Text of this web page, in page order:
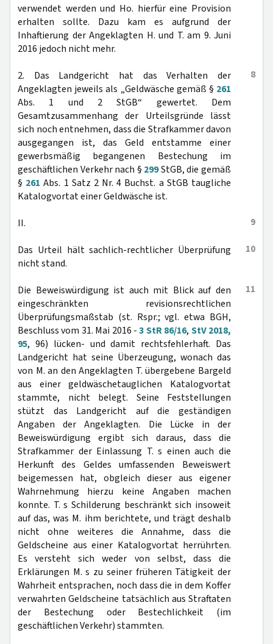
verwendet werden und Ho. hierfür eine Provision
erhalten sollte. Dazu kam es aufgrund der
Inhaftierung der Angeklagten H. und T. am 9. Juni
2016 jedoch nicht mehr.
8
2. Das Landgericht hat das Verhalten der
Angeklagten jeweils als „Geldwäsche gemäß § 261
Abs. 1 und 2 StGB“ gewertet. Dem
Gesamtzusammenhang der Urteilsgründe lässt
sich noch entnehmen, dass die Strafkammer davon
ausgegangen ist, das Geld entstamme einer
gewerbsmäßig begangenen Bestechung im
geschäftlichen Verkehr nach § 299StGB, die gemäß
§ 261 Abs. 1 Satz 2 Nr. 4 Buchst. a StGB taugliche
Katalogvortat einer Geldwäsche ist.
9
II.
10
Das Urteil hält sachlich-rechtlicher Überprüfung
nicht stand.
11
Die Beweiswürdigung ist auch mit Blick auf den
eingeschränkten revisionsrechtlichen
Überprüfungsmaßstab (st. Rspr.; vgl. etwa BGH,
Beschluss vom 31. Mai 2016 -3 StR 86/16, StV 2018,
95, 96) lücken- und damit rechtsfehlerhaft. Das
Landgericht hat seine Überzeugung, wonach das
von M. an den Angeklagten T. übergebene Bargeld
aus einer geldwäschetauglichen Katalogvortat
stammte, nicht belegt. Seine Feststellungen
stützt das Landgericht auf die geständigen
Angaben der Angeklagten. Die Lücke in der
Beweiswürdigung ergibt sich daraus, dass die
Strafkammer der Einlassung T. s einen auch die
Herkunft des Geldes umfassenden Beweiswert
beigemessen hat, obgleich dieser aus eigener
Wahrnehmung hierzu keine Angaben machen
konnte. T. s Schilderung beschränkt sich insoweit
auf das, was M. ihm berichtete, und trägt deshalb
nicht ohne weiteres die Annahme, dass die
Geldscheine aus einer Katalogvortat herrührten.
Es versteht sich weder von selbst, dass die
Erklärungen M. s zu seiner früheren Tätigkeit der
Wahrheit entsprachen, noch dass die in dem Koffer
verwahrten Geldscheine tatsächlich aus Straftaten
der Bestechung oder Bestechlichkeit (im
geschäftlichen Verkehr) stammten.